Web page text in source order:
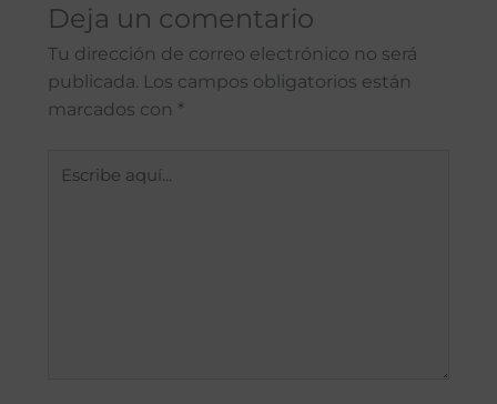
Deja un comentario
Tu dirección de correo electrónico no será
publicada. Los campos obligatorios están
marcados con *